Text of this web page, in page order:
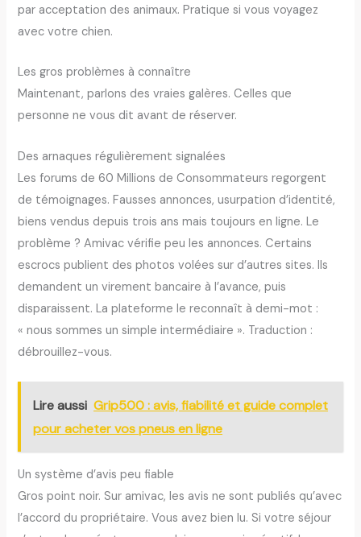
par acceptation des animaux. Pratique si vous voyagez
avec votre chien.
Les gros problèmes à connaître
Maintenant, parlons des vraies galères. Celles que
personne ne vous dit avant de réserver.
Des arnaques régulièrement signalées
Les forums de 60 Millions de Consommateurs regorgent
de témoignages. Fausses annonces, usurpation d’identité,
biens vendus depuis trois ans mais toujours en ligne. Le
problème ? Amivac vérifie peu les annonces. Certains
escrocs publient des photos volées sur d’autres sites. Ils
demandent un virement bancaire à l’avance, puis
disparaissent. La plateforme le reconnaît à demi-mot :
« nous sommes un simple intermédiaire ». Traduction :
débrouillez-vous.
Lire aussi Grip500 : avis, fiabilité et guide complet
pour acheter vos pneus en ligne
Un système d’avis peu fiable
Gros point noir. Sur amivac, les avis ne sont publiés qu’avec
l’accord du propriétaire. Vous avez bien lu. Si votre séjour